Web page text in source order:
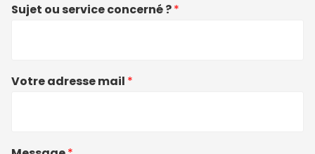
Sujet ou service concerné ?*
Votre adresse mail *